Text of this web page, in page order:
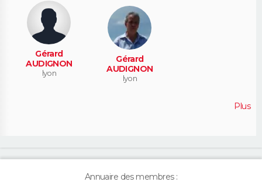
Gérard
AUDIGNON
lyon
Gérard
AUDIGNON
lyon
Plus
Annuaire des membres :